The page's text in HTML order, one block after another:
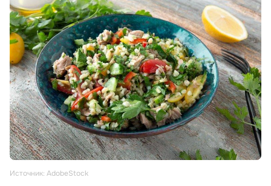
Источник: AdobeStock